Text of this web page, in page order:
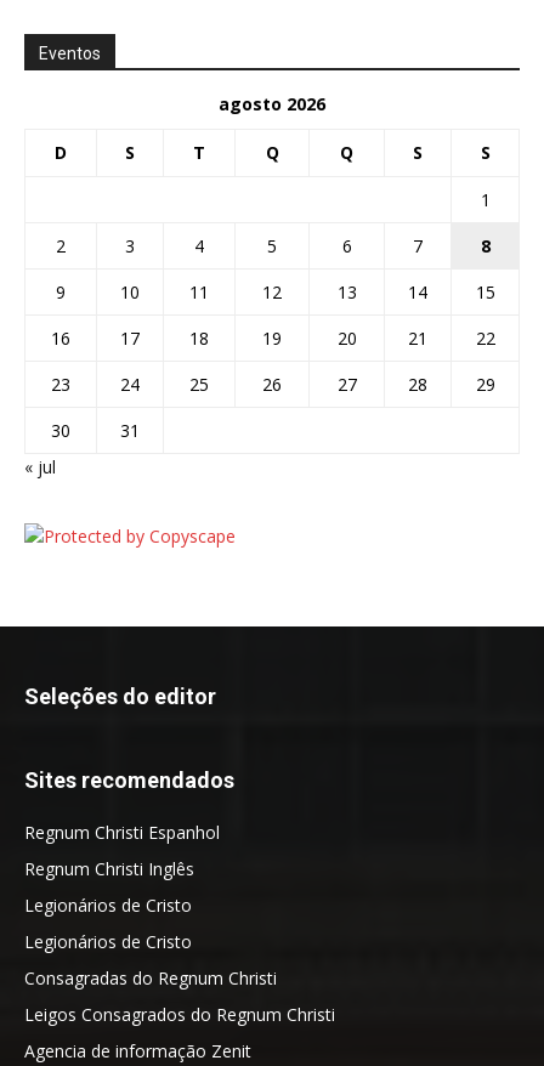
Eventos
agosto 2026
D S T Q Q S S
1
2
3 4 5 6 7
8
9
10 11 12 13 14
15
16
17 18 19 20 21
22
23
24 25 26 27 28
29
30
31
« jul
Seleções do editor
Sites recomendados
Regnum Christi Espanhol
Regnum Christi Inglês
Legionários de Cristo
Legionários de Cristo
Consagradas do Regnum Christi
Leigos Consagrados do Regnum Christi
Agencia de informação Zenit